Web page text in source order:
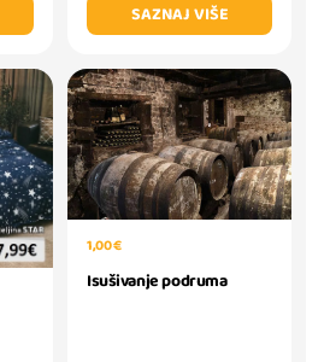
SAZNAJ VIŠE
1,00 €
Isušivanje podruma